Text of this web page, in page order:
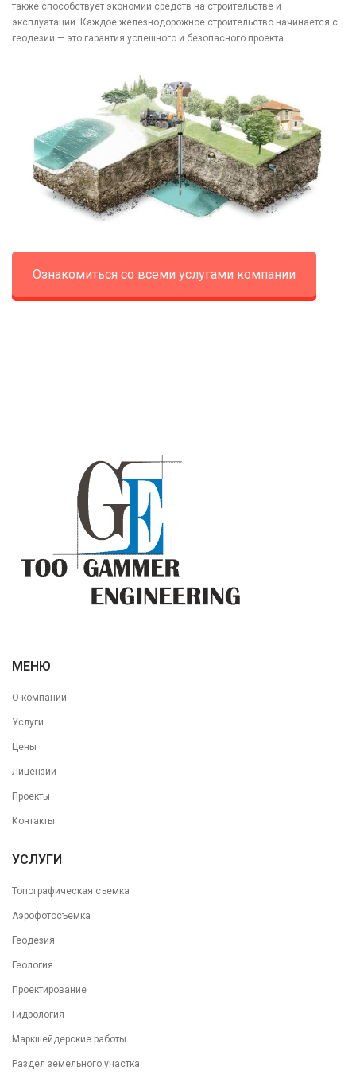
также способствует экономии средств на строительстве и
эксплуатации. Каждое железнодорожное строительство начинается с
геодезии — это гарантия успешного и безопасного проекта.
Ознакомиться со всеми услугами компании
МЕНЮ
О компании
Услуги
Цены
Лицензии
Проекты
Контакты
УСЛУГИ
Топографическая съемка
Аэрофотосъемка
Геодезия
Геология
Проектирование
Гидрология
Маркшейдерские работы
Раздел земельного участка